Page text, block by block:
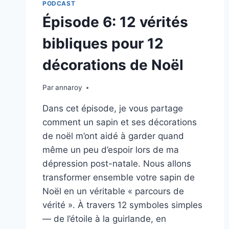
PODCAST
Épisode 6: 12 vérités
bibliques pour 12
décorations de Noël
Parannaroy
Dans cet épisode, je vous partage
comment un sapin et ses décorations
de noël m’ont aidé à garder quand
même un peu d’espoir lors de ma
dépression post-natale. Nous allons
transformer ensemble votre sapin de
Noël en un véritable « parcours de
vérité ». À travers 12 symboles simples
— de l’étoile à la guirlande, en